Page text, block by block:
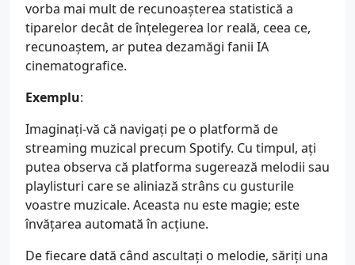
vorba mai mult de recunoașterea statistică a
tiparelor decât de înțelegerea lor reală, ceea ce,
recunoaștem, ar putea dezamăgi fanii IA
cinematografice.
Exemplu:
Imaginați-vă că navigați pe o platformă de
streaming muzical precum Spotify. Cu timpul, ați
putea observa că platforma sugerează melodii sau
playlisturi care se aliniază strâns cu gusturile
voastre muzicale. Aceasta nu este magie; este
învățarea automată în acțiune.
De fiecare dată când ascultați o melodie, săriți una